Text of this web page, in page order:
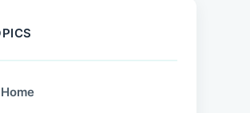
Home